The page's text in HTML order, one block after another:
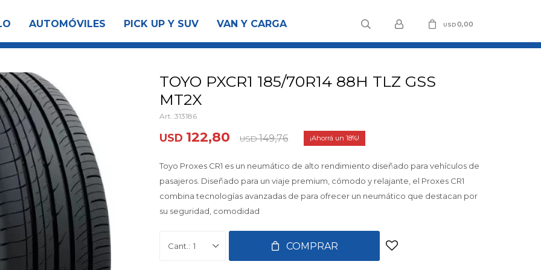
AUTOMÓVILES PICK UP Y SUV VAN Y CARGA USD0,00
TOYO PXCR1 185/70R14 88H TLZ GSS
MT2X
313186
USD 122,80 USD 149,76 18
Toyo Proxes CR1 es un neumático de alto rendimiento diseñado para vehículos de
pasajeros. Diseñado para un viaje premium, cómodo y relajante, el Proxes CR1
combina tecnologías avanzadas de para ofrecer un neumático que destacan por
su seguridad, comodidad
1 COMPRAR